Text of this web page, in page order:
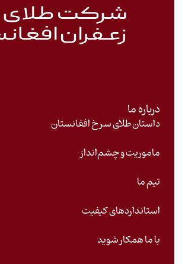
درباره ما
داستان طلای سرخ افغانستان
ماموریت و چشم‌انداز
تیم ما
استانداردهای کیفیت
با ما همکار شوید